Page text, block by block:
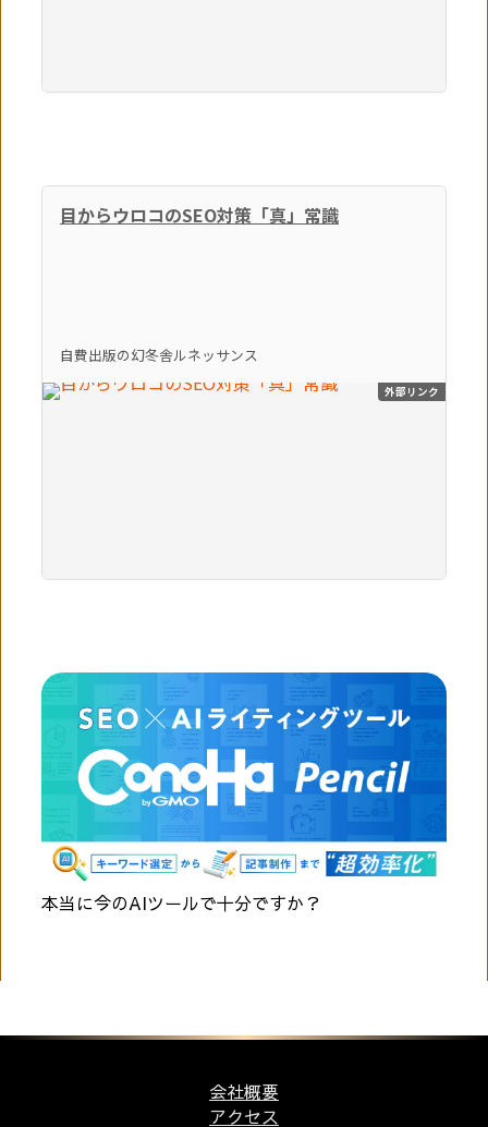
目からウロコのSEO対策「真」常識
自費出版の幻冬舎ルネッサンス
外部リンク
本当に今のAIツールで十分ですか？
会社概要
アクセス